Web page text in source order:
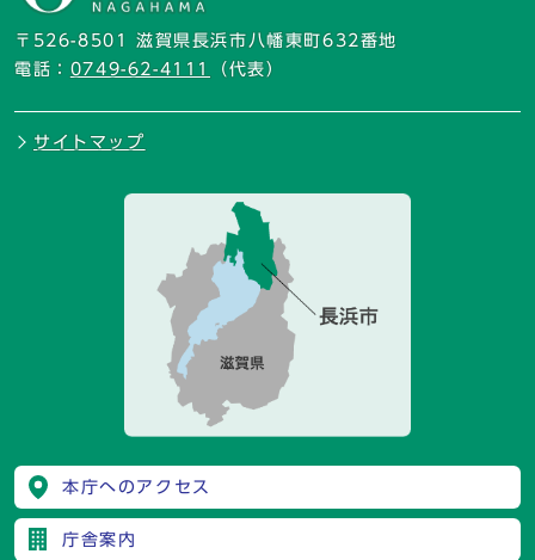
〒526-8501 滋賀県長浜市八幡東町632番地
電話： 0749-62-4111 （代表）
サイトマップ
本庁へのアクセス
庁舎案内